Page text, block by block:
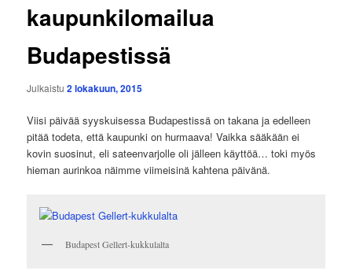
kaupunkilomailua
Budapestissä
Julkaistu2 lokakuun, 2015
Viisi päivää syyskuisessa Budapestissä on takana ja edelleen
pitää todeta, että kaupunki on hurmaava! Vaikka sääkään ei
kovin suosinut, eli sateenvarjolle oli jälleen käyttöä… toki myös
hieman aurinkoa näimme viimeisinä kahtena päivänä.
Budapest Gellert-kukkulalta